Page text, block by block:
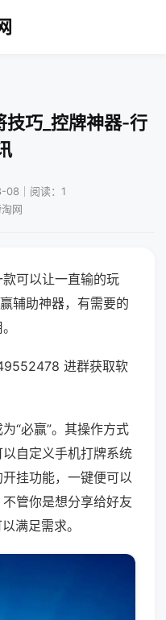
技巧_控牌神器-行
08｜阅读：1
网
可以让一直输的玩
辅助神器，有需要的
进群获取软
“必赢”。其操作方式
自定义手机打牌系统
挂功能，一键便可以
管你是想分享给好友
满足需求。